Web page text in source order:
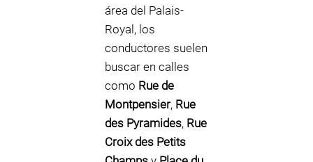
área del Palais-
Royal, los
conductores suelen
buscar en calles
como Rue de
Montpensier, Rue
des Pyramides, Rue
Croix des Petits